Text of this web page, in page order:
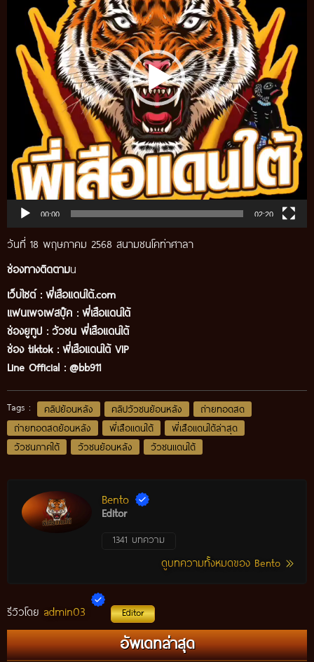
00:00 02:20
วันที่ 18 พฤษภาคม 2568 สนามชนโคท่าศาลา
ช่องทางติดตามน
เว็บไซต์ : พี่เสือแดนใต้.com
แฟนเพจเฟสบุ๊ค : พี่เสือแดนใต้
ช่องยูทูป : วัวชน พี่เสือแดนใต้
ช่อง tiktok : พี่เสือแดนใต้ VIP
Line Official : @bb911
Tags : คลิปย้อนหลัง คลิปวัวชนย้อนหลัง
ถ่ายทอดสด
ถ่ายทอดสดย้อนหลัง
พี่เสือแดนใต้
พี่เสือแดนใต้ล่าสุด
วัวชนภาคใต้
วัวชนย้อนหลัง วัวชนแดนใต้
Bento
Editor
1341 บทความ
ดูบทความทั้งหมดของ Bento
รีวิวโดย admin03 Editor
อัพเดทล่าสุด